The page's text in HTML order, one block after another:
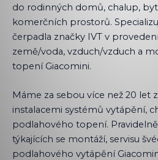
do rodinných domů, chalup,
komerčních prostorů.
čerpadla značky IVT v
země/voda, vzduch/vzduch a
topení Giacomini.
Máme za sebou více než 20 let
instalacemi systémů vytápění,
podlahového topení.
týkajících se montáží, servisu
podlahového vytápění